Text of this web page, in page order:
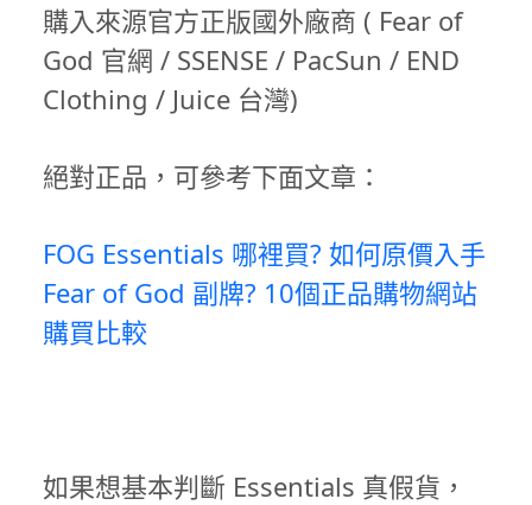
購入來源官方正版國外廠商 ( Fear of
God 官網 / SSENSE / PacSun / END
Clothing / Juice 台灣)
絕對正品，可參考下面文章：
FOG Essentials 哪裡買? 如何原價入手
Fear of God 副牌? 10個正品購物網站
購買比較
如果想基本判斷 Essentials 真假貨，